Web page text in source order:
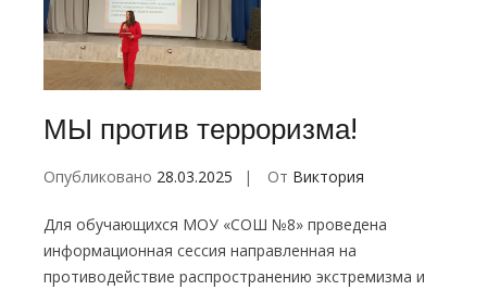
МЫ против терроризма!
Опубликовано 28.03.2025 От Виктория
Для обучающихся МОУ «СОШ №8» проведена
информационная сессия направленная на
противодействие распространению экстремизма и